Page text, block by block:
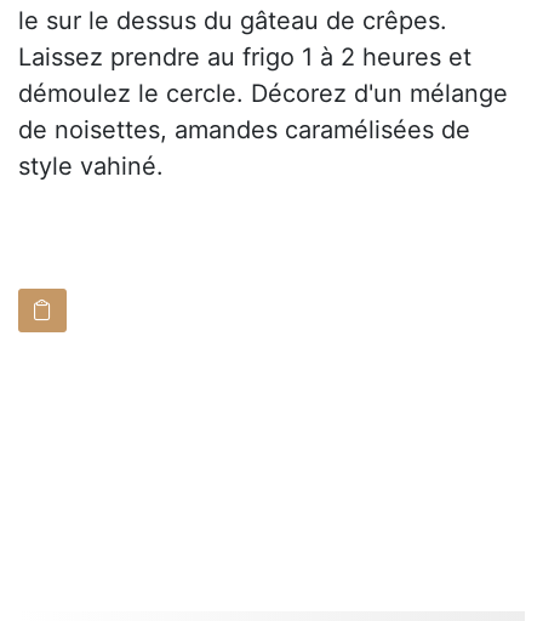
le sur le dessus du gâteau de crêpes.
Laissez prendre au frigo 1 à 2 heures et
démoulez le cercle. Décorez d'un mélange
de noisettes, amandes caramélisées de
style vahiné.